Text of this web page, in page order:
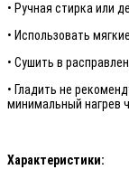
• Ручная стирка или
• Использовать
• Сушить в
• Гладить не
минимальный нагрев
Характеристики: